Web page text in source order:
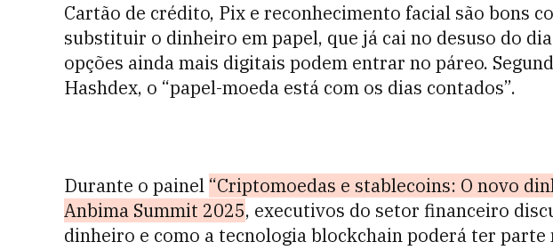
Cartão de crédito, Pix e reconhecimento facial são bons
substituir o dinheiro em papel, que já cai no desuso do
opções ainda mais digitais podem entrar no páreo.
Hashdex, o “papel-moeda está com os dias contados”.
Durante o painel “Criptomoedas e stablecoins: O novo
Anbima Summit 2025, executivos do setor financeiro
dinheiro e como a tecnologia blockchain poderá ter parte